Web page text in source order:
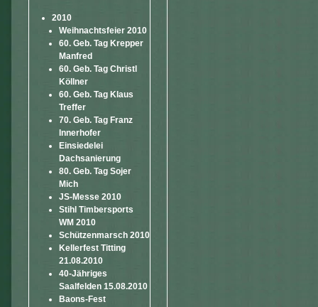
2010
Weihnachtsfeier 2010
60. Geb. Tag Krepper
Manfred
60. Geb. Tag Christl
Köllner
60. Geb. Tag Klaus
Treffer
70. Geb. Tag Franz
Innerhofer
Einsiedelei
Dachsanierung
80. Geb. Tag Sojer
Mich
JS-Messe 2010
Stihl Timbersports
WM 2010
Schützenmarsch 2010
Kellerfest Titting
21.08.2010
40-Jähriges
Saalfelden 15.08.2010
Baons-Fest